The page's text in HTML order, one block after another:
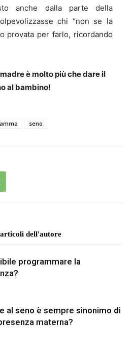
anche dalla parte della
chi “non se la
provata per farlo, ricordando
è molto più che dare il
al bambino!
seno
dell'autore
programmare la
al seno è sempre sinonimo di
materna?